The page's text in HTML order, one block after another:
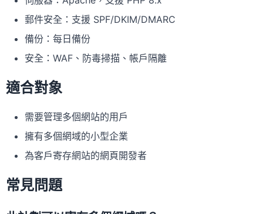
郵件安全：支援 SPF/DKIM/DMARC
備份：每日備份
安全：WAF、防毒掃描、帳戶隔離
適合對象
需要管理多個網站的用戶
擁有多個網域的小型企業
為客戶寄存網站的網頁開發者
常見問題